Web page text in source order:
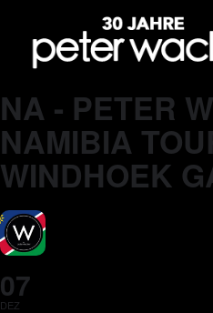
NA - PETER
NAMIBIA
WINDHOEK
07
DEZ